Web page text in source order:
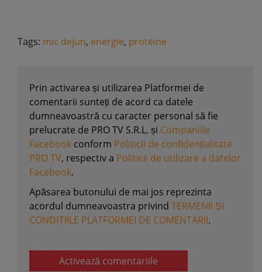
Tags: mic dejun, energie, proteine
Prin activarea și utilizarea Platformei de
comentarii sunteți de acord ca datele
dumneavoastră cu caracter personal să fie
prelucrate de PRO TV S.R.L. și Companiile
Facebook conform Politicii de confidențialitate
PRO TV, respectiv a Politicii de utilizare a datelor
Facebook.
Apăsarea butonului de mai jos reprezinta
acordul dumneavoastra privind TERMENII ȘI
CONDIȚIILE PLATFORMEI DE COMENTARII.
Activează comentariile